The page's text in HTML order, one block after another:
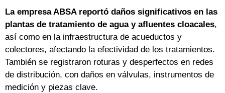
La empresa ABSA reportó daños significativos en las
plantas de tratamiento de agua y afluentes cloacales,
así como en la infraestructura de acueductos y
colectores, afectando la efectividad de los tratamientos.
También se registraron roturas y desperfectos en redes
de distribución, con daños en válvulas, instrumentos de
medición y piezas clave.